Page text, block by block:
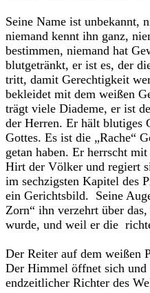
Seine Name ist unbekannt,
niemand kennt ihn ganz,
bestimmen, niemand hat
blutgetränkt, er ist es, der
tritt, damit Gerechtigkeit
bekleidet mit dem weißen
trägt viele Diademe, er ist
der Herren. Er hält blutiges
Gottes. Es ist die „Rache“
getan haben. Er herrscht
Hirt der Völker und regiert
im sechzigsten Kapitel des
ein Gerichtsbild. Seine
Zorn“ ihn verzehrt über
wurde, und weil er die
Der Reiter auf dem weißen
Der Himmel öffnet sich und
endzeitlicher Richter des